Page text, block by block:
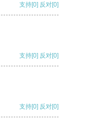
支持[0] 反对[0]
支持[0] 反对[0]
支持[0] 反对[0]